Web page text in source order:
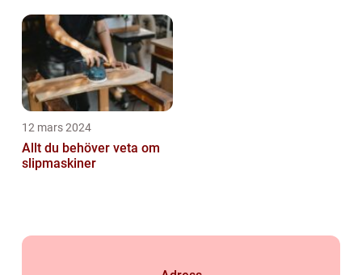
12 mars 2024
Allt du behöver veta om
slipmaskiner